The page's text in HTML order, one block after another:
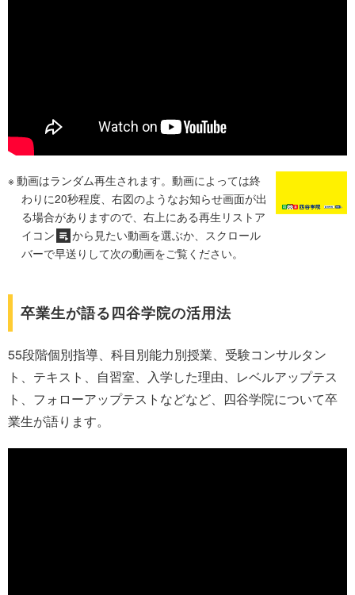
動画はランダム再生されます。動画によっては終
わりに20秒程度、右図のようなお知らせ画面が出
る場合がありますので、右上にある再生リストア
イコン
から見たい動画を選ぶか、スクロール
バーで早送りして次の動画をご覧ください。
卒業生が語る四谷学院の活用法
55段階個別指導、科目別能力別授業、受験コンサルタン
ト、テキスト、自習室、入学した理由、レベルアップテス
ト、フォローアップテストなどなど、四谷学院について卒
業生が語ります。